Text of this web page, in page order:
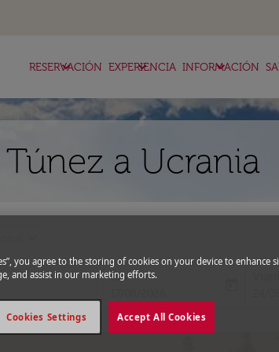
RESERVACIÓN
keyboard_arrow_down EXPERIENCIA
keyboard_arrow_down INFORMACIÓN
keyboard_arrow_down
a Ucrania
Ida
fc-
you agree to the storing of cookies on your device to enhance
and assist in our marketing efforts.
Accept All Cookies
Cookies Settings